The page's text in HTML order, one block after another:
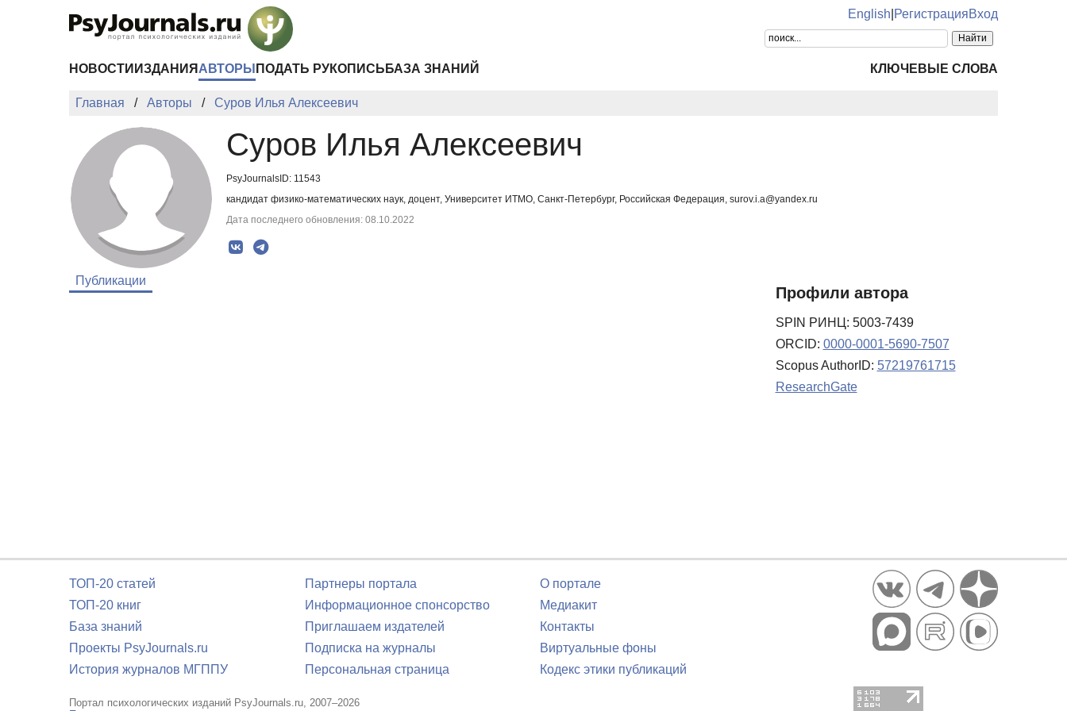
English РегистрацияВход
НОВОСТИ ИЗДАНИЯ АВТОРЫ ПОДАТЬ РУКОПИСЬ БАЗА ЗНАНИЙ КЛЮЧЕВЫЕ СЛОВА
Главная Авторы Суров Илья Алексеевич
Суров Илья Алексеевич
PsyJournalsID: 11543
кандидат физико-математических наук, доцент, Университет ИТМО, Санкт-Петербург, Российская Федерация, surov.i.a@yandex.ru
Дата последнего обновления: 08.10.2022
Публикации
Профили автора
SPIN РИНЦ: 5003-7439
ORCID: 0000-0001-5690-7507
Scopus AuthorID: 57219761715
ResearchGate
ТОП-20 статей
ТОП-20 книг
База знаний
Проекты PsyJournals.ru
История журналов МГППУ
Партнеры портала
Информационное спонсорство
Приглашаем издателей
Подписка на журналы
Персональная страница
О портале
Медиакит
Контакты
Виртуальные фоны
Кодекс этики публикаций
Портал психологических изданий PsyJournals.ru, 2007–2026